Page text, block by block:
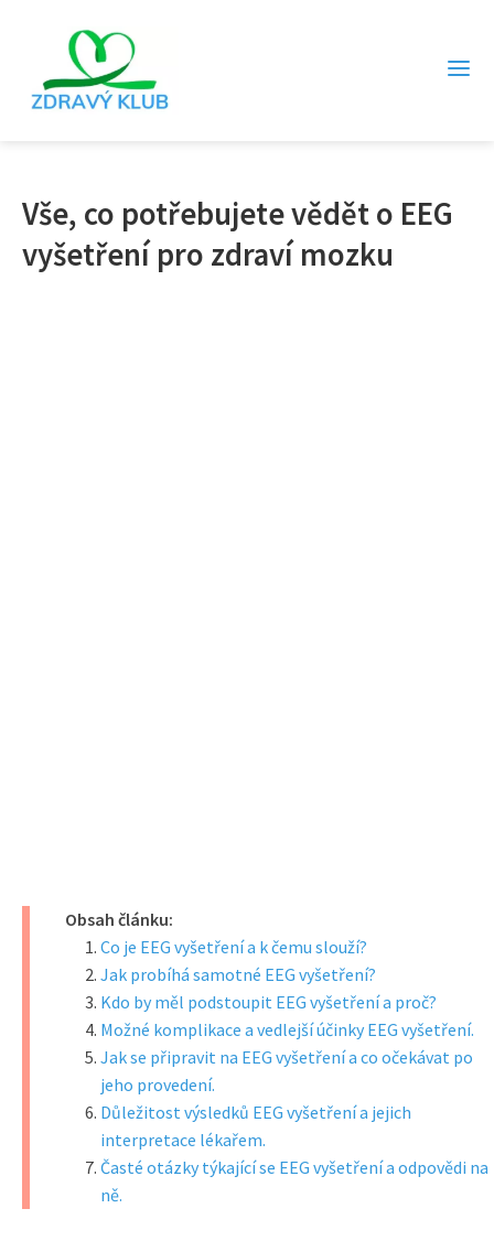
Vše, co potřebujete vědět o EEG
vyšetření pro zdraví mozku
Obsah článku:
Co je EEG vyšetření a k čemu slouží?
Jak probíhá samotné EEG vyšetření?
Kdo by měl podstoupit EEG vyšetření a proč?
Možné komplikace a vedlejší účinky EEG vyšetření.
Jak se připravit na EEG vyšetření a co očekávat po
jeho provedení.
Důležitost výsledků EEG vyšetření a jejich
interpretace lékařem.
Časté otázky týkající se EEG vyšetření a odpovědi na
ně.